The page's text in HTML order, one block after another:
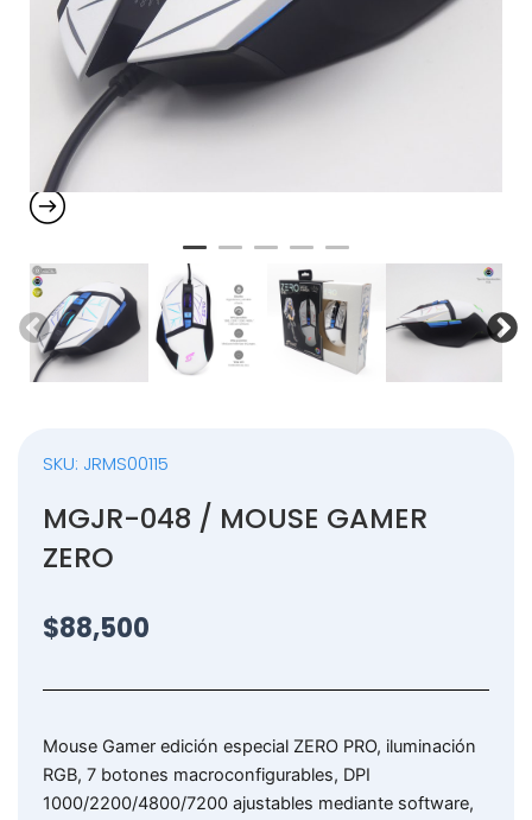
SKU: JRMS00115
MGJR-048 / MOUSE GAMER
ZERO
$88,500
Mouse Gamer edición especial ZERO PRO, iluminación
RGB, 7 botones macroconfigurables, DPI
1000/2200/4800/7200 ajustables mediante software,